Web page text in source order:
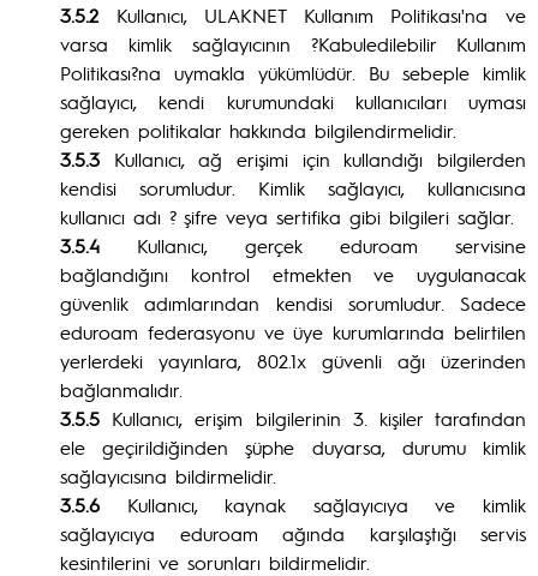
3.5.2 Kullanıcı, ULAKNET Kullanım Politikası'na ve
varsa kimlik sağlayıcının ?Kabuledilebilir Kullanım
Politikası?na uymakla yükümlüdür. Bu sebeple kimlik
sağlayıcı, kendi kurumundaki kullanıcıları uyması
gereken politikalar hakkında bilgilendirmelidir.
3.5.3 Kullanıcı, ağ erişimi için kullandığı bilgilerden
kendisi sorumludur. Kimlik sağlayıcı, kullanıcısına
kullanıcı adı ? şifre veya sertifika gibi bilgileri sağlar.
3.5.4 Kullanıcı, gerçek eduroam servisine
bağlandığını kontrol etmekten ve uygulanacak
güvenlik adımlarından kendisi sorumludur. Sadece
eduroam federasyonu ve üye kurumlarında belirtilen
yerlerdeki yayınlara, 802.1x güvenli ağı üzerinden
bağlanmalıdır.
3.5.5 Kullanıcı, erişim bilgilerinin 3. kişiler tarafından
ele geçirildiğinden şüphe duyarsa, durumu kimlik
sağlayıcısına bildirmelidir.
3.5.6 Kullanıcı, kaynak sağlayıcıya ve kimlik
sağlayıcıya eduroam ağında karşılaştığı servis
kesintilerini ve sorunları bildirmelidir.